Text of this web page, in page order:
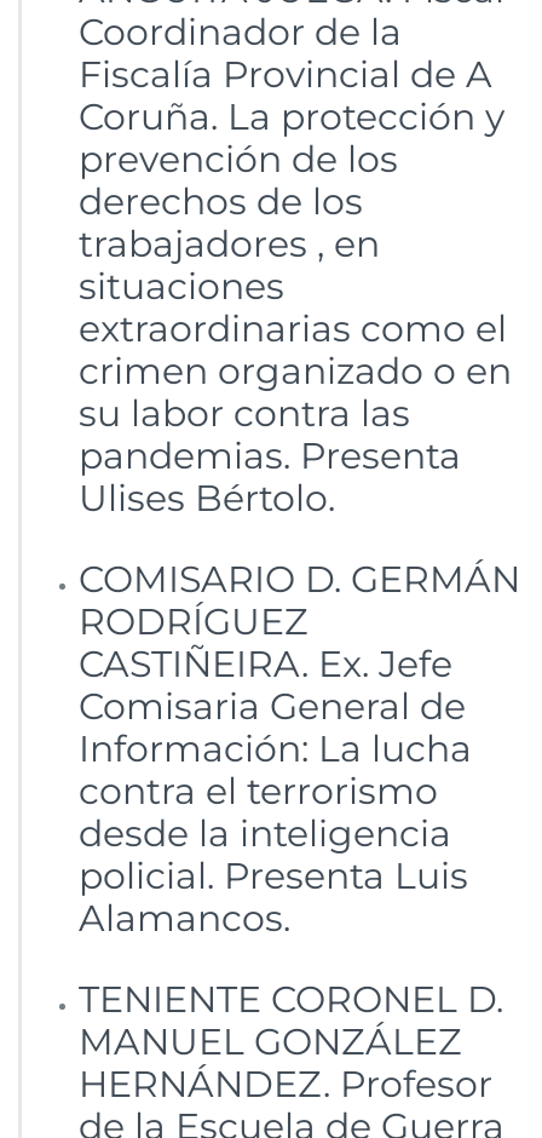
Coordinador de la
Fiscalía Provincial de A
Coruña. La protección y
prevención de los
derechos de los
trabajadores , en
situaciones
extraordinarias como el
crimen organizado o en
su labor contra las
pandemias. Presenta
Ulises Bértolo.
COMISARIO D. GERMÁN
RODRÍGUEZ
CASTIÑEIRA. Ex. Jefe
Comisaria General de
Información: La lucha
contra el terrorismo
desde la inteligencia
policial. Presenta Luis
Alamancos.
TENIENTE CORONEL D.
MANUEL GONZÁLEZ
HERNÁNDEZ. Profesor
de la Escuela de Guerra